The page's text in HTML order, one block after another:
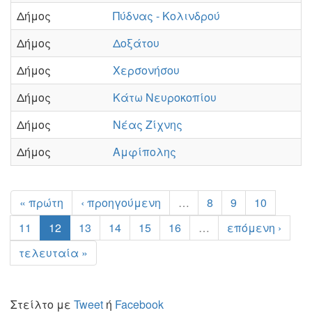
Δήμος
Πύδνας - Κολινδρού
Δήμος
Δοξάτου
Δήμος
Χερσονήσου
Δήμος
Κάτω Νευροκοπίου
Δήμος
Νέας Ζίχνης
Δήμος
Αμφίπολης
« πρώτη ‹ προηγούμενη … 8 9
10
11
12 13 14 15 16 …
επόμενη ›
τελευταία »
Στείλτο με Tweet ή Facebook